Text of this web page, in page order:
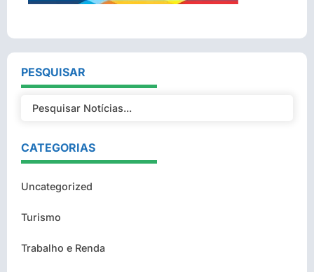
PESQUISAR
CATEGORIAS
Uncategorized
Turismo
Trabalho e Renda